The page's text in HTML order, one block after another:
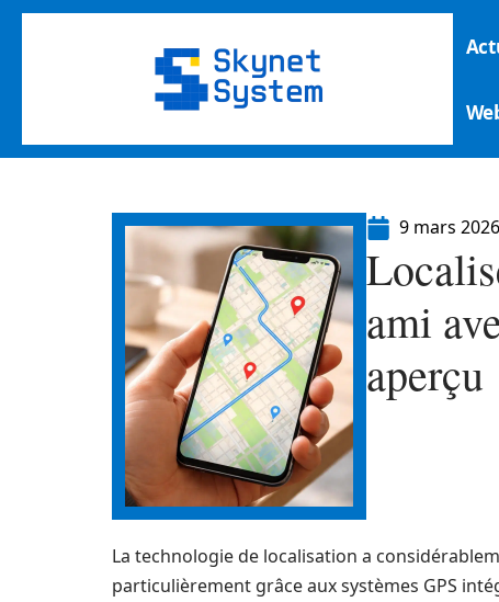
9 mars 2026
ami
aperçu
La technologie de localisation a
particulièrement grâce aux systèmes GPS